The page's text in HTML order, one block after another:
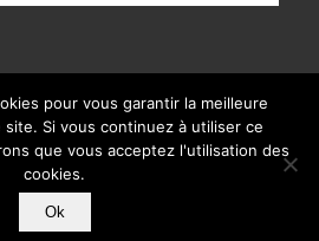
droits réservés - Crédits photos
avec Arixo Communication
|Presse
pour vous garantir la meilleure
Si vous continuez à utiliser ce
que vous acceptez l'utilisation des
cookies.
Ok